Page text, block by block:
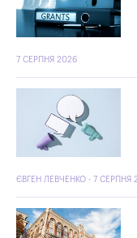
7 СЕРПНЯ 2026
ЄВГЕН ЛЕВЧЕНКО - 7 СЕРПНЯ